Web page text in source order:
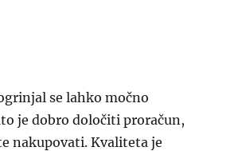
se lahko močno
je dobro določiti proračun,
nakupovati. Kvaliteta je